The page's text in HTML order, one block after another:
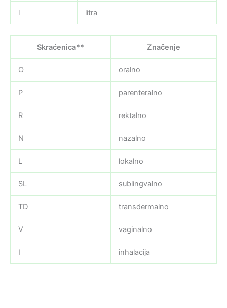
l litra
Skraćenica** Značenje
O oralno
P parenteralno
R rektalno
N nazalno
L lokalno
SL sublingvalno
TD transdermalno
V vaginalno
I inhalacija